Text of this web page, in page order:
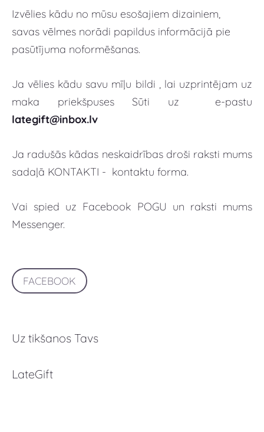
Izvēlies kādu no mūsu esošajiem dizainiem,
savas vēlmes norādi papildus informācijā pie
pasūtījuma noformēšanas.
Ja vēlies kādu savu mīļu bildi , lai uzprintējam uz
maka priekšpuses Sūti uz e-pastu
lategift@inbox.lv
Ja radušās kādas neskaidrības droši raksti mums
sadaļā KONTAKTI - kontaktu forma.
Vai spied uz Facebook POGU un raksti mums
Messenger.
FACEBOOK
Uz tikšanos Tavs
LateGift